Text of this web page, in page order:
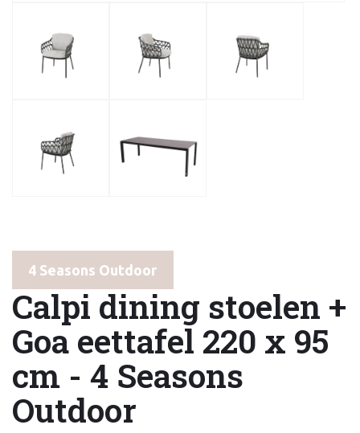
4 Seasons Outdoor
Calpi dining stoelen +
Goa eettafel 220 x 95
cm - 4 Seasons
Outdoor